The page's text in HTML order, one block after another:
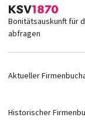
Bonitätsauskunft für
abfragen
Aktueller
Historischer